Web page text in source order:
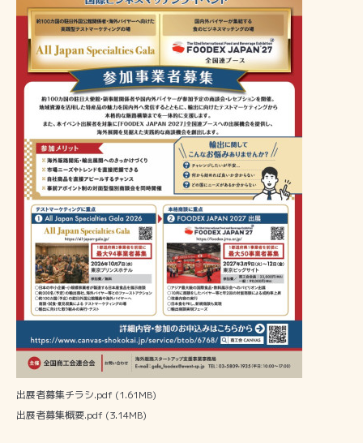
出展者募集チラシ.pdf (1.61MB)
出展者募集概要.pdf (3.14MB)